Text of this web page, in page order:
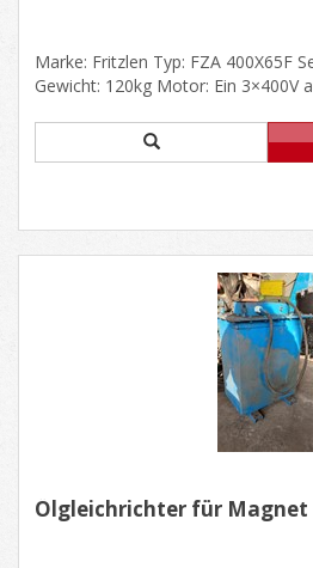
Marke: Fritzlen Typ: FZA 400X65F
Gewicht: 120kg Motor: Ein 3×400V
Ölgleichrichter für Magnet